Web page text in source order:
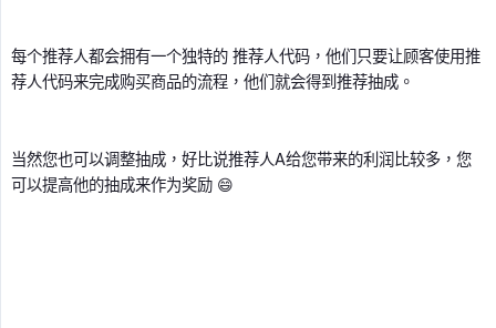
每个推荐人都会拥有一个独特的 推荐人代码，他们只要让顾客使用推
荐人代码来完成购买商品的流程，他们就会得到推荐抽成。
当然您也可以调整抽成，好比说推荐人A给您带来的利润比较多，您
可以提高他的抽成来作为奖励 😄